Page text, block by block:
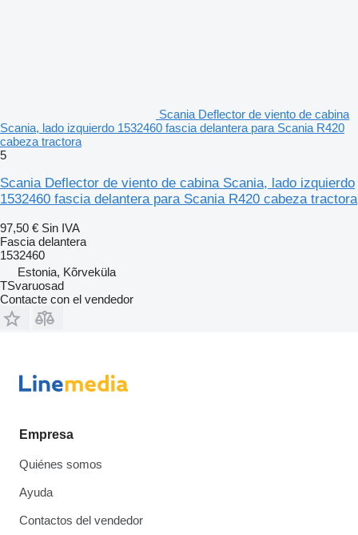
Scania Deflector de viento de cabina
Scania, lado izquierdo 1532460 fascia delantera para Scania R420
cabeza tractora
5
Scania Deflector de viento de cabina Scania, lado izquierdo
1532460 fascia delantera para Scania R420 cabeza tractora
97,50 € Sin IVA
Fascia delantera
1532460
Estonia, Kõrveküla
TSvaruosad
Contacte con el vendedor
Empresa
Quiénes somos
Ayuda
Contactos del vendedor